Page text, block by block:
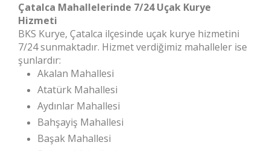
Çatalca Mahallelerinde 7/24 Uçak Kurye
Hizmeti
BKS Kurye, Çatalca ilçesinde uçak kurye hizmetini
7/24 sunmaktadır. Hizmet verdiğimiz mahalleler ise
şunlardır:
Akalan Mahallesi
Atatürk Mahallesi
Aydınlar Mahallesi
Bahşayiş Mahallesi
Başak Mahallesi